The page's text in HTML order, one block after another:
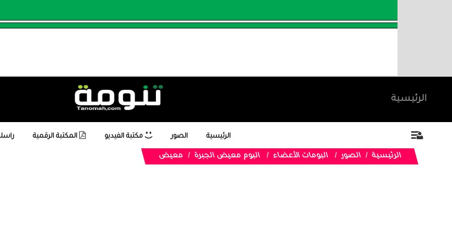
الرئيسية
الرئيسية الصور مكتبة الفيديو المكتبة الرقمية
الرئيسية الصور البومات الأعضاء البوم معيض الجبرة معيض